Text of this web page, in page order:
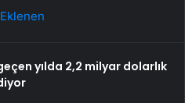
yılda 2,2 milyar dolarlık